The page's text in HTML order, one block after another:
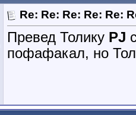
Re: Re: Re: Re: Re:
Превед Толику PJ
пофафакал, но